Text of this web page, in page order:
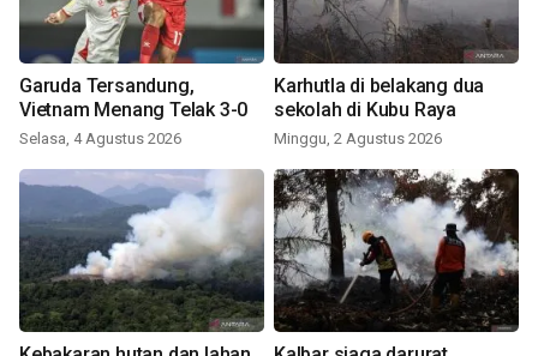
Garuda Tersandung,
Vietnam Menang Telak 3-0
Selasa, 4 Agustus 2026
Karhutla di belakang dua
sekolah di Kubu Raya
Minggu, 2 Agustus 2026